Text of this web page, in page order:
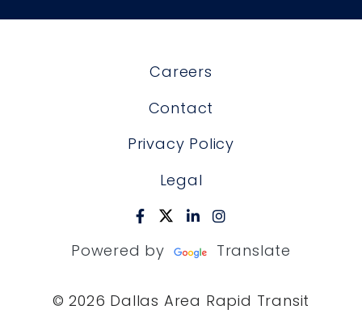
Careers
Contact
Privacy Policy
Legal
Powered by Translate
© 2026 Dallas Area Rapid Transit